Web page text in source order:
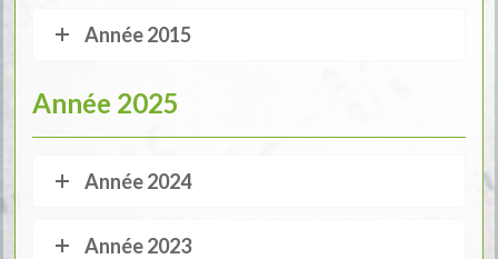
Année 2015
Année 2025
Année 2024
Année 2023